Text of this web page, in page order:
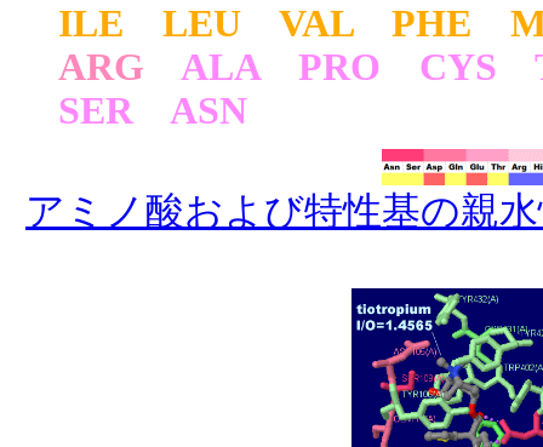
ILE LEU VAL PHE
ARG
ALA PRO
SER ASN
アミノ酸および特性基の親